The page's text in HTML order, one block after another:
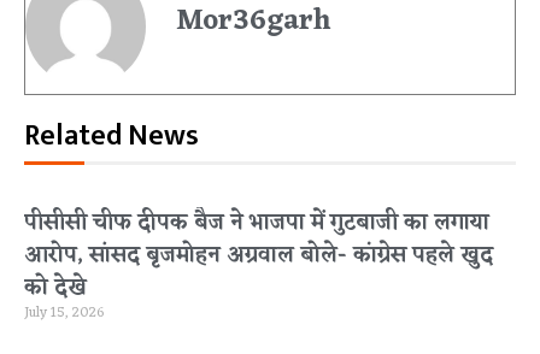
Mor36garh
Related News
पीसीसी चीफ दीपक बैज ने भाजपा में गुटबाजी का लगाया
आरोप, सांसद बृजमोहन अग्रवाल बोले- कांग्रेस पहले खुद
को देखे
July 15, 2026